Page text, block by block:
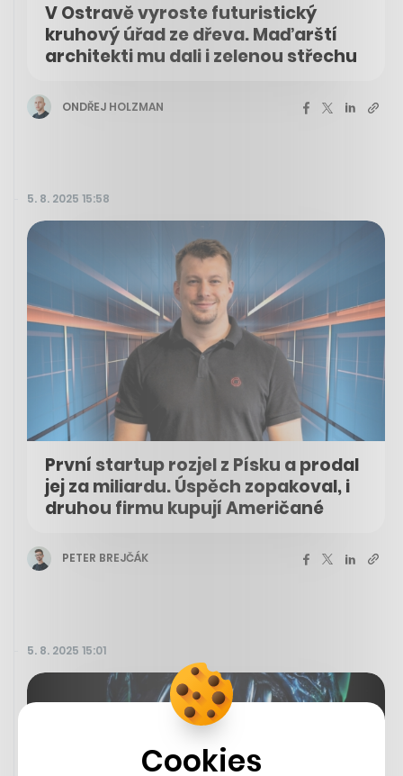
V Ostravě vyroste futuristický
kruhový úřad ze dřeva. Maďarští
architekti mu dali i zelenou střechu
ONDŘEJ HOLZMAN
5. 8. 2025 15:58
První startup rozjel z Písku a prodal
jej za miliardu. Úspěch zopakoval, i
druhou firmu kupují Američané
PETER BREJČÁK
5. 8. 2025 15:01
Cookies